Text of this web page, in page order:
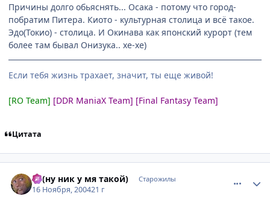
Причины долго обьяснять... Осака - потому что город-
побратим Питера. Киото - культурная столица и всё такое.
Эдо(Токио) - столица. И Окинава как японский курорт (тем
более там бывал Онизука.. хе-хе)
Если тебя жизнь трахает, значит, ты еще живой!
[RO Team] [DDR ManiaX Team] [Final Fantasy Team]
Цитата
Pj (ну ник у мя такой) Старожилы
16 Ноября, 200421 г